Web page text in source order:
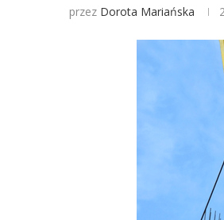
przez Dorota Mariańska